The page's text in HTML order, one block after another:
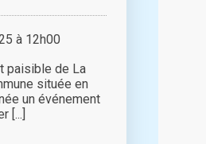
à 12h00
paisible de La
située en
un événement
[...]